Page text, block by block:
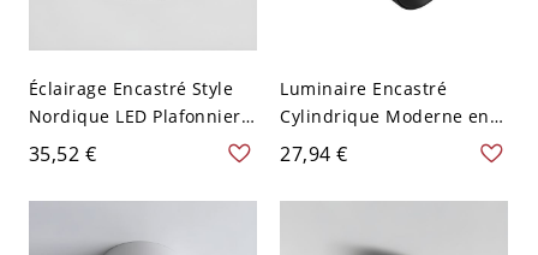
Éclairage Encastré Style
Nordique LED Plafonnier
Cylindrique en Métal pour
Couloir - Gris 110 V-120 V
Blanc
35,52 €
Luminaire Encastré
Cylindrique Moderne en
Métal Plafonnier LED pour
Galerie - Noir 110 V-120 V
7,62 cm Blanc
27,94 €